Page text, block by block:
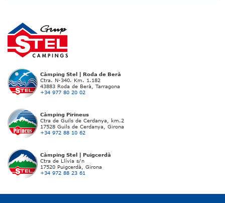
Càmping Stel | Roda de Berà
Ctra. N-340. Km. 1.182
43883 Roda de Berà, Tarragona
+34 977 80 20 02
Càmping Pirineus
Ctra de Guils de Cerdanya, km.2
17528 Guils de Cerdanya, Girona
+34 972 88 10 62
Càmping Stel | Puigcerdà
Ctra de Llívia s/n
17520 Puigcerdà, Girona
+34 972 88 23 61